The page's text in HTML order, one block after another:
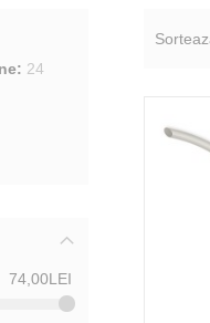
24
74,00LEI